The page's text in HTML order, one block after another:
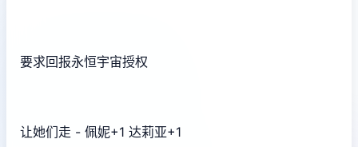
要求回报永恒宇宙授权
让她们走 - 佩妮+1 达莉亚+1